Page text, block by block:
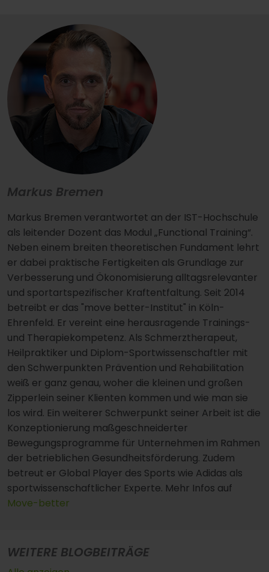
Markus Bremen
Markus Bremen verantwortet an der IST-Hochschule
als leitender Dozent das Modul „Functional Training“.
Neben einem breiten theoretischen Fundament lehrt
er dabei praktische Fertigkeiten als Grundlage zur
Verbesserung und Ökonomisierung alltagsrelevanter
und sportartspezifischer Kraftentfaltung. Seit 2014
betreibt er das "move better-Institut" in Köln-
Ehrenfeld. Er vereint eine herausragende Trainings-
und Therapiekompetenz. Als Schmerztherapeut,
Heilpraktiker und Diplom-Sportwissenschaftler mit
den Schwerpunkten Prävention und Rehabilitation
weiß er ganz genau, woher die kleinen und großen
Zipperlein seiner Klienten kommen und wie man sie
los wird. Ein weiterer Schwerpunkt seiner Arbeit ist die
Konzeptionierung maßgeschneiderter
Bewegungsprogramme für Unternehmen im Rahmen
der betrieblichen Gesundheitsförderung. Zudem
betreut er Global Player des Sports wie Adidas als
sportwissenschaftlicher Experte. Mehr Infos auf
Move-better
WEITERE BLOGBEITRÄGE